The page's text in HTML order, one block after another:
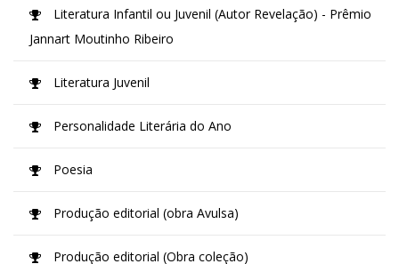
Literatura Infantil ou Juvenil (Autor Revelação) - Prêmio
Jannart Moutinho Ribeiro
Literatura Juvenil
Personalidade Literária do Ano
Poesia
Produção editorial (obra Avulsa)
Produção editorial (Obra coleção)